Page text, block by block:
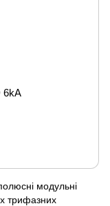
6kА
модульні
трифазних